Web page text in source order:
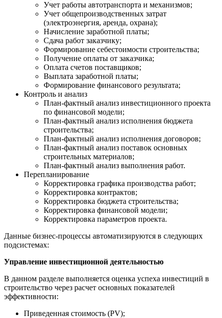
Учет работы автотранспорта и механизмов;
Учет общепроизводственных затрат
(электроэнергия, аренда, охрана);
Начисление заработной платы;
Сдача работ заказчику;
Формирование себестоимости строительства;
Получение оплаты от заказчика;
Оплата счетов поставщиков;
Выплата заработной платы;
Формирование финансового результата;
Контроль и анализ
План-фактный анализ инвестиционного проекта
по финансовой модели;
План-фактный анализ исполнения бюджета
строительства;
План-фактный анализ исполнения договоров;
План-фактный анализ поставок основных
строительных материалов;
План-фактный анализ выполнения работ.
Перепланирование
Корректировка графика производства работ;
Корректировка контрактов;
Корректировка бюджета строительства;
Корректировка финансовой модели;
Корректировка параметров проекта.
Данные бизнес-процессы автоматизируются в следующих
подсистемах:
Управление инвестиционной деятельностью
В данном разделе выполняется оценка успеха инвестиций в
строительство через расчет основных показателей
эффективности:
Приведенная стоимость (PV);